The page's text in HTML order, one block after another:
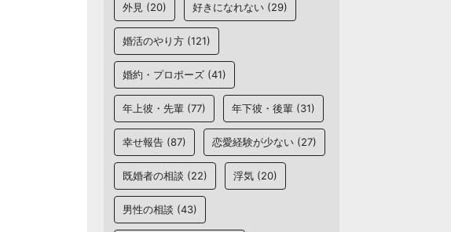
外見 (20) 好きになれない (29)
婚活のやり方 (121)
婚約・プロポーズ (41)
年上彼・先輩 (77) 年下彼・後輩 (31)
幸せ報告 (87) 恋愛経験が少ない (27)
既婚者の相談 (22) 浮気 (20)
男性の相談 (43)